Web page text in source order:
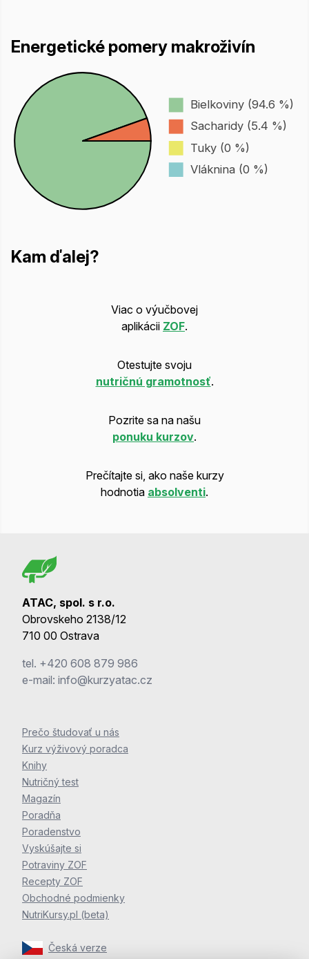
Energetické pomery makroživín
Bielkoviny (94.6 %)
Sacharidy (5.4 %)
Tuky (0 %)
Vláknina (0 %)
Kam ďalej?
Viac o výučbovej
aplikácii ZOF.
Otestujte svoju
nutričnú gramotnosť.
Pozrite sa na našu
ponuku kurzov.
Prečítajte si, ako naše kurzy
hodnotia absolventi.
ATAC, spol. s r.o.
Obrovskeho 2138/12
710 00 Ostrava
tel. +420 608 879 986
e-mail: info@kurzyatac.cz
Prečo študovať u nás
Kurz výživový poradca
Knihy
Nutričný test
Magazín
Poradňa
Poradenstvo
Vyskúšajte si
Potraviny ZOF
Recepty ZOF
Obchodné podmienky
NutriKursy.pl (beta)
Česká verze